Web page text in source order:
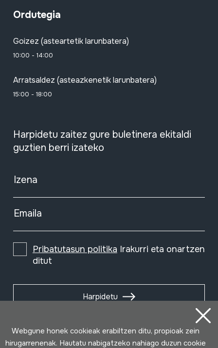
Ordutegia
Goizez (asteartetik larunbatera)
10:00 - 14:00
Arratsaldez (asteazkenetik larunbatera)
15:00 - 18:00
Harpidetu zaitez gure buletinera ekitaldi
guztien berri izateko
Izena
Emaila
Pribatutasun politika Irakurri eta onartzen
ditut
Harpidetu
Webgune honek cookieak erabiltzen ditu, propioak zein
hirugarrenenak. Hautatu nabigatzeko nahiago duzun cookie